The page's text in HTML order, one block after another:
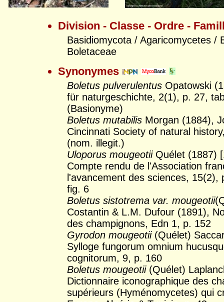
Division - Classe - Ordre -
Basidiomycota / Agaricomycetes /
Boletaceae
Synonymes
Boletus pulverulentus Opatowski
für naturgeschichte, 2(1), p. 27,
(Basionyme)
Boletus mutabilis Morgan (1884),
Cincinnati Society of natural
(nom. illegit.)
Uloporus mougeotiiQuélet (1887)
Compte rendu de l'Association
l'avancement des sciences, 15(2),
fig. 6
Boletus sistotrema var. mougeotii
Costantin & L.M. Dufour (1891),
des champignons, Edn 1, p. 152
Gyrodon mougeotii(Quélet)
Sylloge fungorum omnium
cognitorum, 9, p. 160
Boletus mougeotii(Quélet)
Dictionnaire iconographique des
supérieurs (Hyménomycetes) qui